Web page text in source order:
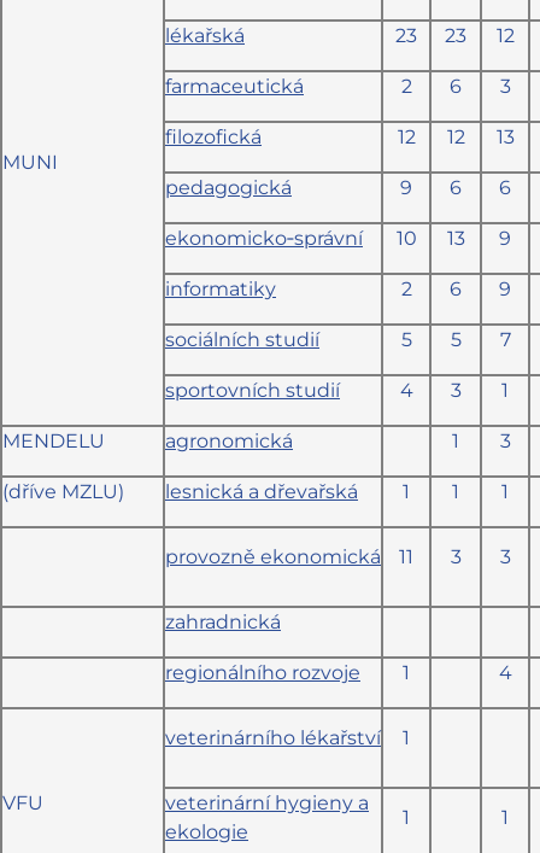
MUNI
lékařská 23 23 12
farmaceutická 2 6 3
filozofická 12 12 13
pedagogická 9 6 6
ekonomicko‑správní 10 13 9
informatiky 2 6 9
sociálních studií 5 5 7
sportovních studií 4 3 1
MENDELU agronomická 1 3
(dříve MZLU) lesnická a dřevařská 1 1 1
provozně ekonomická 11 3 3
zahradnická
regionálního rozvoje 1 4
VFU
veterinárního lékařství 1
veterinární hygieny a
ekologie
1 1